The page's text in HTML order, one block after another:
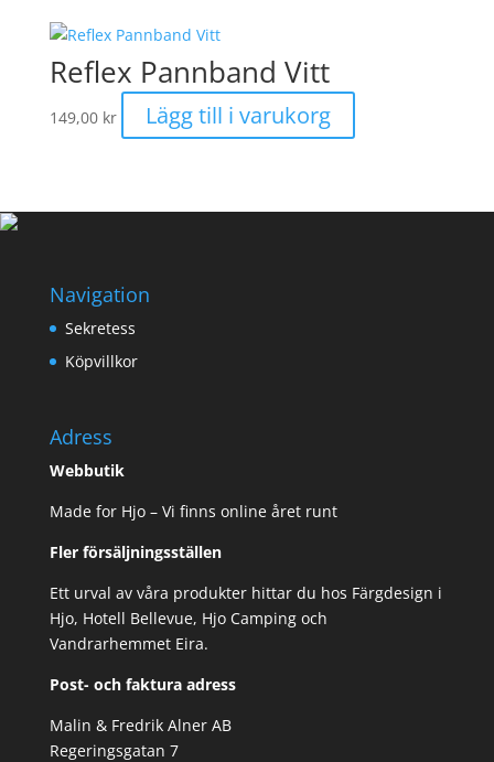
produktsidan
Reflex Pannband Vitt
149,00 kr Lägg till i varukorg
Navigation
Sekretess
Köpvillkor
Adress
Webbutik
Made for Hjo – Vi finns online året runt
Fler försäljningsställen
Ett urval av våra produkter hittar du hos Färgdesign i
Hjo, Hotell Bellevue, Hjo Camping och
Vandrarhemmet Eira.
Post- och faktura adress
Malin & Fredrik Alner AB
Regeringsgatan 7